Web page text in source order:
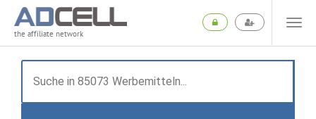
the affiliate network